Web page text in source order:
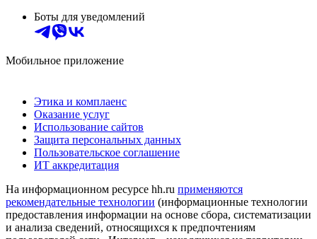
Боты для уведомлений
Мобильное приложение
Этика и комплаенс
Оказание услуг
Использование сайтов
Защита персональных данных
Пользовательское соглашение
ИТ аккредитация
На информационном ресурсе hh.ru применяются
рекомендательные технологии (информационные технологии
предоставления информации на основе сбора, систематизации
и анализа сведений, относящихся к предпочтениям